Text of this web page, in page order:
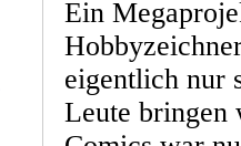
Ein
eigentlich nur
Leute bringen